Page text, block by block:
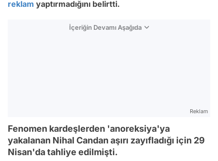
reklam yaptırmadığını belirtti.
İçeriğin Devamı Aşağıda
Reklam
Fenomen kardeşlerden 'anoreksiya'ya
yakalanan Nihal Candan aşırı zayıfladığı için 29
Nisan'da tahliye edilmişti.